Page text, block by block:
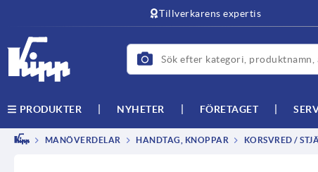
Tillverkarens expertis
PRODUKTER NYHETER FÖRETAGET
MANÖVERDELAR HANDTAG, KNOPPAR KORSVRED /